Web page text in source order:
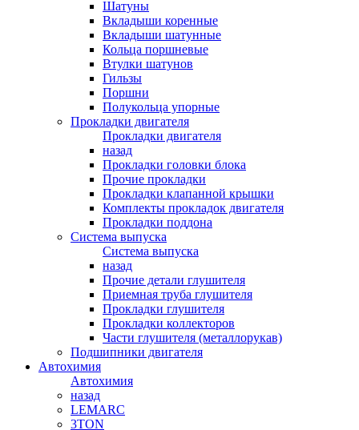
Шатуны
Вкладыши коренные
Вкладыши шатунные
Кольца поршневые
Втулки шатунов
Гильзы
Поршни
Полукольца упорные
Прокладки двигателя
Прокладки двигателя
назад
Прокладки головки блока
Прочие прокладки
Прокладки клапанной крышки
Комплекты прокладок двигателя
Прокладки поддона
Система выпуска
Система выпуска
назад
Прочие детали глушителя
Приемная труба глушителя
Прокладки глушителя
Прокладки коллекторов
Части глушителя (металлорукав)
Подшипники двигателя
Автохимия
Автохимия
назад
LEMARC
3TON